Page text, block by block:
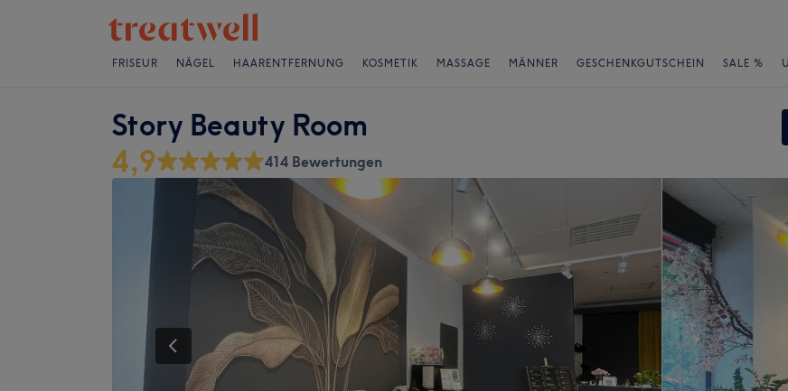
FRISEUR NÄGEL HAARENTFERNUNG KOSMETIK MASSAGE MÄNNER GESCHENKGUTSCHEIN SALE %
Story Beauty Room
4,9 414 Bewertungen